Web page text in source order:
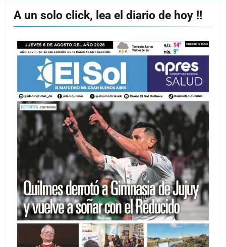
A un solo click, lea el diario de hoy !!